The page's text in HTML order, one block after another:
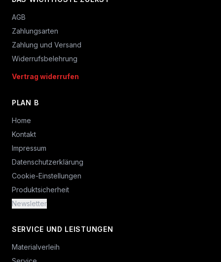
AGB
Zahlungsarten
Zahlung und Versand
Widerrufsbelehrung
Vertrag widerrufen
PLAN B
Home
Kontakt
Impressum
Datenschutzerklärung
Cookie-Einstellungen
Produktsicherheit
Newsletter
SERVICE UND LEISTUNGEN
Materialverleih